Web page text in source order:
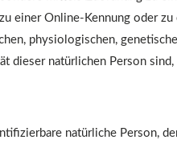
einer Online-Kennung oder
physiologischen,
dieser natürlichen Person
natürliche Person,